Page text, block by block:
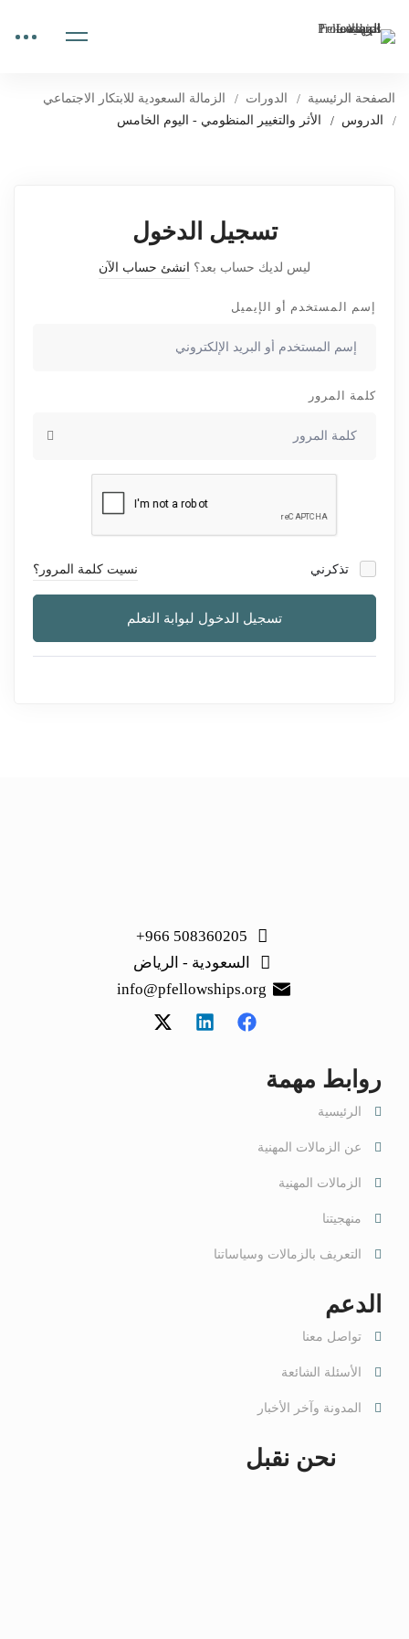
الصفحة الرئيسية الدورات
الزمالة السعودية للابتكار الاجتماعي
الدروس
الأثر والتغيير المنظومي - اليوم الخامس
تسجيل الدخول
ليس لديك حساب بعد؟ انشئ حساب الآن
إسم المستخدم أو الإيميل
كلمة المرور
تذكرني نسيت كلمة المرور؟
تسجيل الدخول لبوابة التعلم
508360205 966+
السعودية - الرياض
info@pfellowships.org
روابط مهمة
الرئيسية
عن الزمالات المهنية
الزمالات المهنية
منهجيتنا
التعريف بالزمالات وسياساتنا
الدعم
تواصل معنا
الأسئلة الشائعة
المدونة وآخر الأخبار
نحن نقبل